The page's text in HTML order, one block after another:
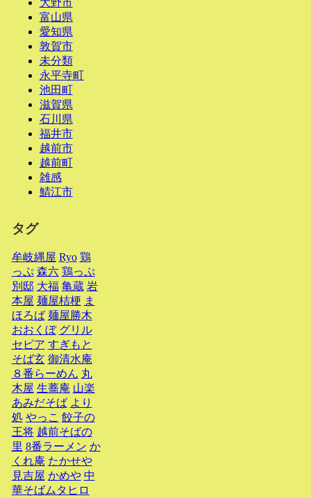
富山県
愛知県
敦賀市
未分類
永平寺町
池田町
滋賀県
石川県
福井市
越前市
越前町
雑感
鯖江市
タグ
牟岐縄屋 Ryo 鶏
っぷ 森六 鶏っぷ
別邸 大福 亀蔵 岩
本屋 麺屋桔梗 ま
ほろば 麺屋勝木
おおくぼ グリル
セピア すぎもと
そば玄 御清水庵
８番らーめん 丸
木屋 生蕎庵 山楽
あみだそば より
処 やっこ 餃子の
王将 越前そばの
里 8番ラーメン か
くれ庵 たかせや
見吉屋 かめや 中
華そばムタヒロ